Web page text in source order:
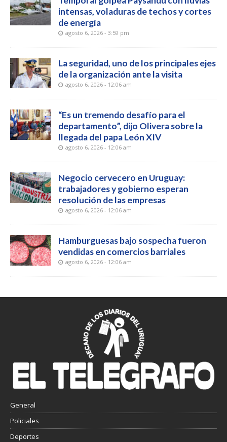
intensas, voladuras de techos y cortes
de energía
agosto 6, 2026 - 3:59 pm
La seguridad, uno de los principales ejes
de la organización ante la visita
agosto 6, 2026 - 12:06 am
“Es un tremendo desafío para el
departamento”, dijo Olivera sobre la
llegada del papa León XIV
agosto 6, 2026 - 12:06 am
Negocio cervecero en Uruguay:
trabajadores y gobierno esperan
resolución de las empresas
agosto 6, 2026 - 12:06 am
Hamburguesas bajo sospecha fueron
vendidas en comercios barriales
agosto 6, 2026 - 12:06 am
General
Policiales
Deportes